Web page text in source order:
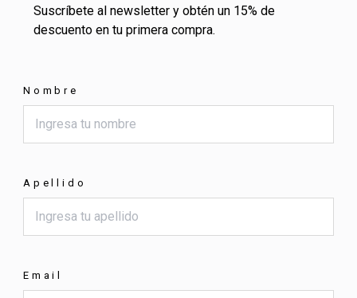
Suscríbete al newsletter y obtén un 15% de
descuento en tu primera compra.
Nombre
Apellido
Email